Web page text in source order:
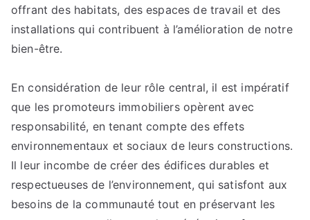
offrant des habitats, des espaces de travail et des
installations qui contribuent à l’amélioration de notre
bien-être.
En considération de leur rôle central, il est impératif
que les promoteurs immobiliers opèrent avec
responsabilité, en tenant compte des effets
environnementaux et sociaux de leurs constructions.
Il leur incombe de créer des édifices durables et
respectueuses de l’environnement, qui satisfont aux
besoins de la communauté tout en préservant les